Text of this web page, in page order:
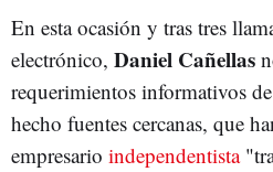
En esta ocasión y tras tres
electrónico, Daniel Cañellas
requerimientos informativos
hecho fuentes cercanas, que
empresario independentista